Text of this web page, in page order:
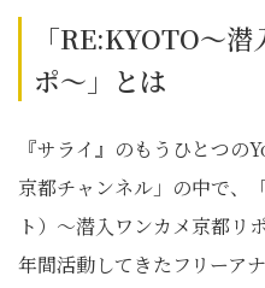
「RE:KYOTO〜
ポ〜」とは
『サライ』のもうひとつの
京都チャンネル」の中で、
ト）〜潜入ワンカメ京都リ
年間活動してきたフリーア